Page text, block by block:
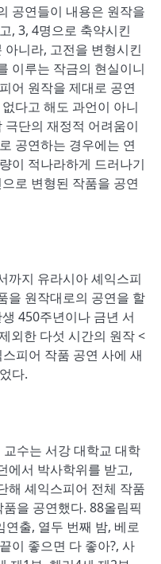
공연들이 내용은 원작을
, 3, 4명으로 축약시킨
니라, 고전을 변형시킨
이루는 작금의 현실이니
어 원작을 제대로 공연
다고 해도 과언이 아니
단의 재정적 어려움이
공연하는 경우에는 연
이 적나라하게 드러나기
로 변형된 작품을 공연
까지 유라시아 셰익스피
을 원작대로의 공연을 할
450주년이나 금년 서
외한 다섯 시간의 원작 <
피어 작품 공연 사에 새
다.
수는 서강 대학교 대학
에서 박사학위를 받고,
해 셰익스피어 전체 작품
을 공연했다. 88올림픽
출, 열두 번째 밤, 베로
이 좋으면 다 좋아?, 사